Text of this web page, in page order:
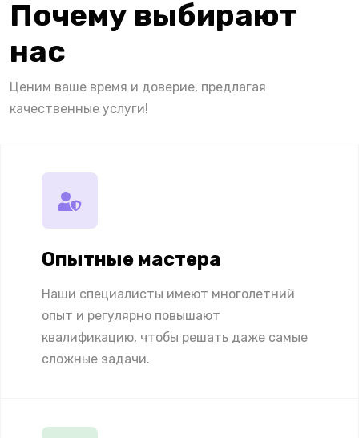
Почему выбирают
нас
Ценим ваше время и доверие, предлагая
качественные услуги!
Опытные мастера
Наши специалисты имеют многолетний
опыт и регулярно повышают
квалификацию, чтобы решать даже самые
сложные задачи.